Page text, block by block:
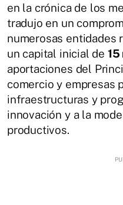
en la crónica de los
tradujo en un
numerosas entidades
un capital inicial de 15
aportaciones del
comercio y empresas
infraestructuras y
innovación y a la
productivos.